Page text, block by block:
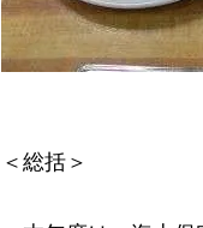
＜総括＞